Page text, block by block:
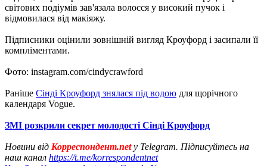
світових подіумів зав'язала волосся у високий пучок і
відмовилася від макіяжу.
Підписники оцінили зовнішній вигляд Кроуфорд і засипали її
компліментами.
Фото: instagram.com/cindycrawford
Раніше Сінді Кроуфорд знялася під водою для щорічного
календаря Vogue.
ЗМІ розкрили секрет молодості Сінді Кроуфорд
Новини від Корреспондент.netу Telegram. Підписуйтесь на
наш канал https://t.me/korrespondentnet